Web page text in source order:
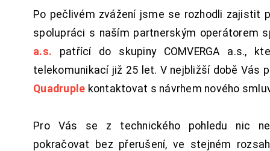
Po pečlivém zvážení jsme se rozhodli zajistit
spolupráci s naším partnerským operátorem
a.s. patřící do skupiny COMVERGA a.s.,
telekomunikací již 25 let. V nejbližší době Vás
Quadruple kontaktovat s návrhem nového
Pro Vás se z technického pohledu nic
pokračovat bez přerušení, ve stejném